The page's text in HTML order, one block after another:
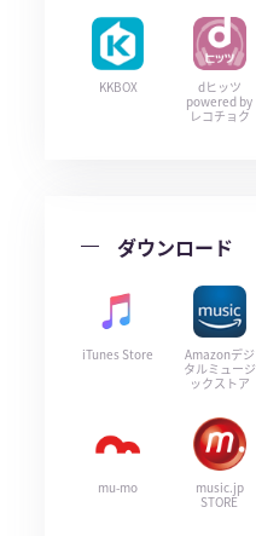
KKBOX
dヒッツ
powered by
レコチョク
ダウンロード
iTunes Store
Amazonデジ
タルミュージ
ックストア
mu-mo
music.jp
STORE